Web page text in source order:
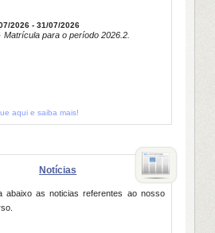
2026 - 31/07/2026
· Matrícula para o período 2026.2.
aqui e saiba mais!
Notícias
abaixo as noticias referentes ao nosso